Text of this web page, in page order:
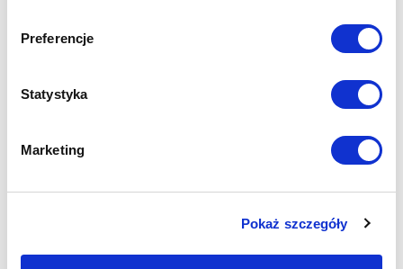
Preferencje
Statystyka
Marketing
Pokaż szczegóły